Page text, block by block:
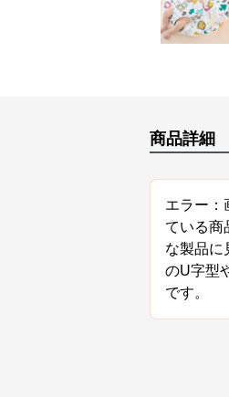
商品詳細
エラー：
ている商
な製品に
のU字型
です。